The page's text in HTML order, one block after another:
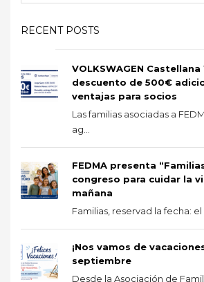
RECENT POSTS
VOLKSWAGEN
descuento de 500€
ventajas para socios
Las familias asociadas a
ag...
FEDMA presenta
congreso para cuidar la
mañana
Familias, reservad la fecha: el
¡Nos vamos de
septiembre
Desde la Asociación de